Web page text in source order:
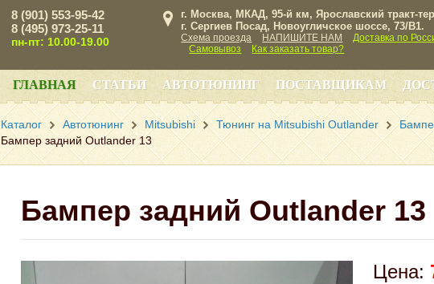
8 (901) 553-95-42
8 (495) 973-25-11
пн-пт: 10.00-19.00
г. Москва, МКАД, 95-й км, Ярославский тракт-
г. Сергиев Посад, Новоугличское шоссе, 73/B1.
Схема проезда НАПИШИТЕ НАМ
Доставка по
Самовывоз
Как заказать товар?
ГЛАВНАЯ СТАТЬИ АВТОТЮНИНГ ПОСТАВЩИКАМ
Каталог Автотюнинг Mitsubishi Тюнинг на Mitsubishi Outlander
Бампер задний Outlander 13
Бампер задний Outlander 13
Цена: